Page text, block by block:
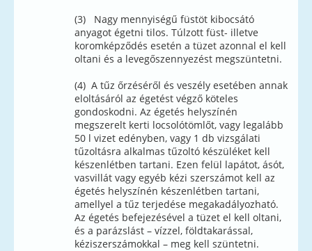
(3) Nagy mennyiségű füstöt kibocsátó
anyagot égetni tilos. Túlzott füst- illetve
koromképződés esetén a tüzet azonnal el kell
oltani és a levegőszennyezést megszüntetni.
(4) A tűz őrzéséről és veszély esetében annak
eloltásáról az égetést végző köteles
gondoskodni. Az égetés helyszínén
megszerelt kerti locsolótömlőt, vagy legalább
50 l vizet edényben, vagy 1 db vizsgálati
tűzoltásra alkalmas tűzoltó készüléket kell
készenlétben tartani. Ezen felül lapátot, ásót,
vasvillát vagy egyéb kézi szerszámot kell az
égetés helyszínén készenlétben tartani,
amellyel a tűz terjedése megakadályozható.
Az égetés befejezésével a tüzet el kell oltani,
és a parázslást – vízzel, földtakarással,
kéziszerszámokkal – meg kell szüntetni.